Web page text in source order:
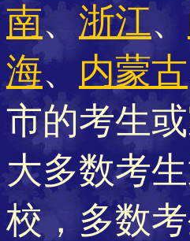
南、浙江、
海、 内蒙古
市的考生
大多数考
校，多数